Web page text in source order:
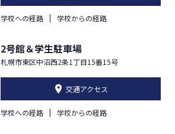
学校への経路 学校からの経路
2号館＆学生駐車場
札幌市東区中沼西2条1丁目15番15号
交通アクセス
学校への経路 学校からの経路